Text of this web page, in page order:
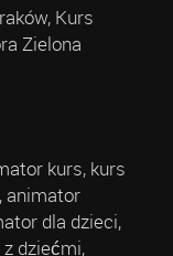
Kurs
Zielona
kurs, kurs
animator
dla dzieci,
dziećmi,